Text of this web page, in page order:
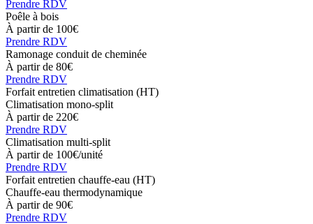
Prendre RDV
Poêle à bois
À partir de 100€
Prendre RDV
Ramonage conduit de cheminée
À partir de 80€
Prendre RDV
Forfait entretien climatisation (HT)
Climatisation mono-split
À partir de 220€
Prendre RDV
Climatisation multi-split
À partir de 100€/unité
Prendre RDV
Forfait entretien chauffe-eau (HT)
Chauffe-eau thermodynamique
À partir de 90€
Prendre RDV